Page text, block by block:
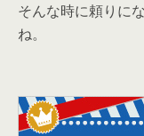
そんな時に頼りに
ね。